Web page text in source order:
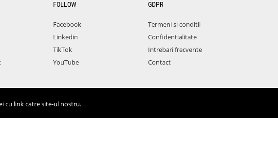
FOLLOW
Facebook
Linkedin
TikTok
YouTube
GDPR
Termeni si conditii
Confidentialitate
Intrebari frecvente
Contact
cu link catre site-ul nostru.